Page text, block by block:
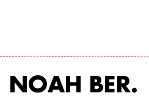
NOAH BER.